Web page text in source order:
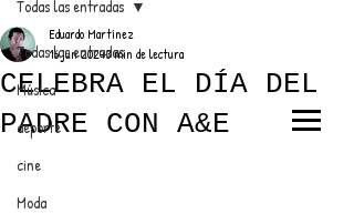
EL TRENDY TOP
CON EDDY MARTINEZ
Todas las entradas
Música
deporte
cine
Moda
Todas las entradas
CELEBRA EL DÍA DEL
PADRE CON A&E
Eduardo Martínez
16 jun 20243 min de lectura